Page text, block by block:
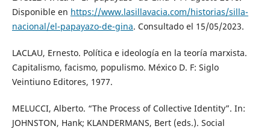
Disponible en https://www.lasillavacia.com/historias/silla-
nacional/el-papayazo-de-gina. Consultado el 15/05/2023.
LACLAU, Ernesto. Política e ideología en la teoría marxista.
Capitalismo, facismo, populismo. México D. F: Siglo
Veintiuno Editores, 1977.
MELUCCI, Alberto. “The Process of Collective Identity”. In:
JOHNSTON, Hank; KLANDERMANS, Bert (eds.). Social